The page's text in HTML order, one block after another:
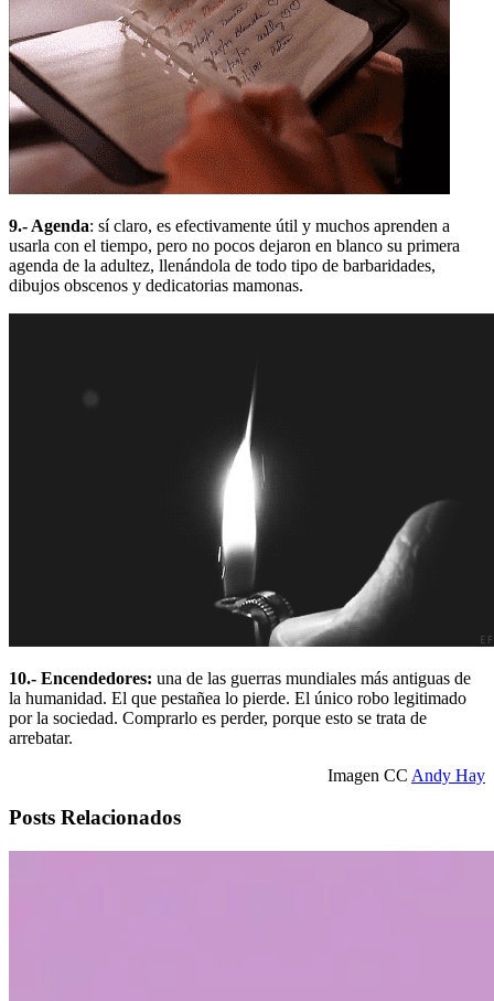
9.- Agenda: sí claro, es efectivamente útil y muchos aprenden a
usarla con el tiempo, pero no pocos dejaron en blanco su primera
agenda de la adultez, llenándola de todo tipo de barbaridades,
dibujos obscenos y dedicatorias mamonas.
10.- Encendedores: una de las guerras mundiales más antiguas de
la humanidad. El que pestañea lo pierde. El único robo legitimado
por la sociedad. Comprarlo es perder, porque esto se trata de
arrebatar.
Imagen CC Andy Hay
Posts Relacionados